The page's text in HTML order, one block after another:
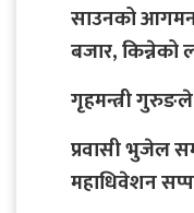
साउनको
बजार, किन्नेको
गृहमन्त्री गुरुङले
प्रवासी भुजेल
महाधिवेशन